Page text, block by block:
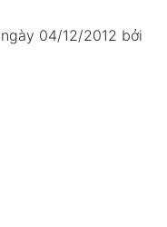
04/12/2012 bởi